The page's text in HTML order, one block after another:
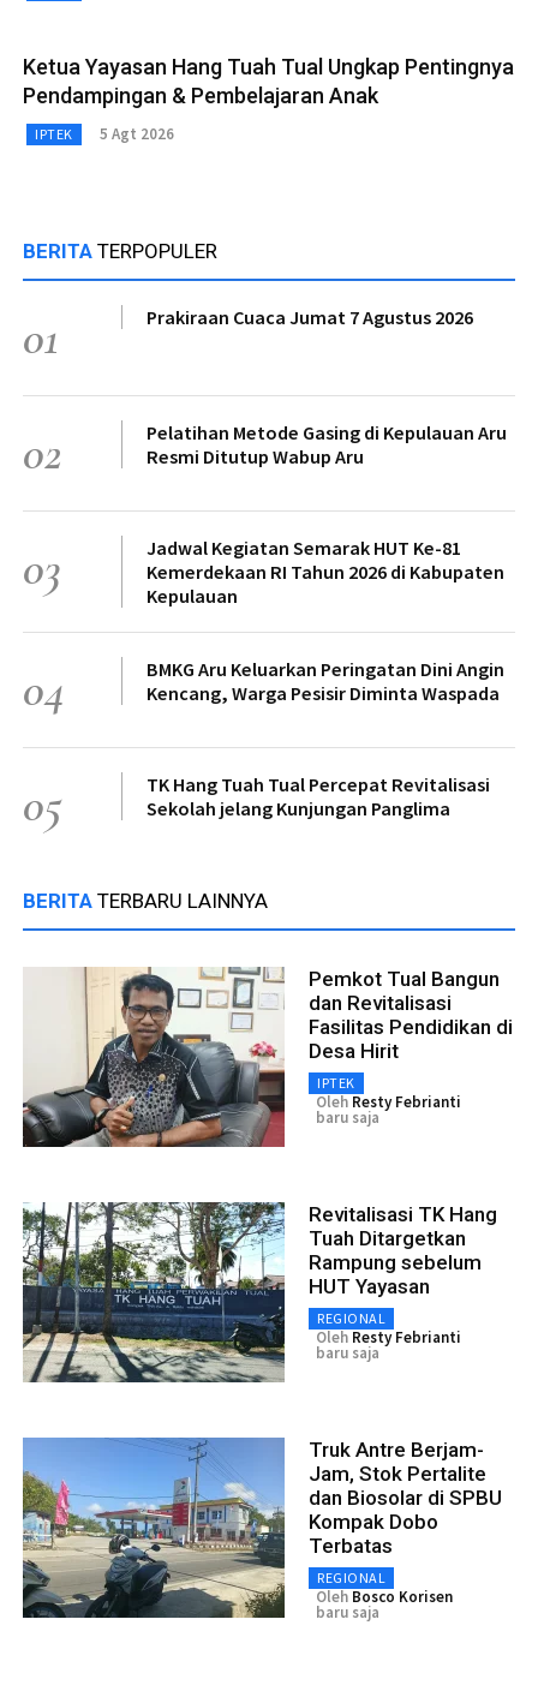
Ketua Yayasan Hang Tuah Tual Ungkap Pentingnya
Pendampingan & Pembelajaran Anak
IPTEK 5 Agt 2026
BERITA TERPOPULER
01 Prakiraan Cuaca Jumat 7 Agustus 2026
02
Pelatihan Metode Gasing di Kepulauan Aru
Resmi Ditutup Wabup Aru
03
Jadwal Kegiatan Semarak HUT Ke-81
Kemerdekaan RI Tahun 2026 di Kabupaten
Kepulauan
04
BMKG Aru Keluarkan Peringatan Dini Angin
Kencang, Warga Pesisir Diminta Waspada
05
TK Hang Tuah Tual Percepat Revitalisasi
Sekolah jelang Kunjungan Panglima
BERITA TERBARU LAINNYA
Pemkot Tual Bangun
dan Revitalisasi
Fasilitas Pendidikan di
Desa Hirit
IPTEK
Oleh Resty Febrianti
baru saja
Revitalisasi TK Hang
Tuah Ditargetkan
Rampung sebelum
HUT Yayasan
REGIONAL
Oleh Resty Febrianti
baru saja
Truk Antre Berjam-
Jam, Stok Pertalite
dan Biosolar di SPBU
Kompak Dobo
Terbatas
REGIONAL
Oleh Bosco Korisen
baru saja